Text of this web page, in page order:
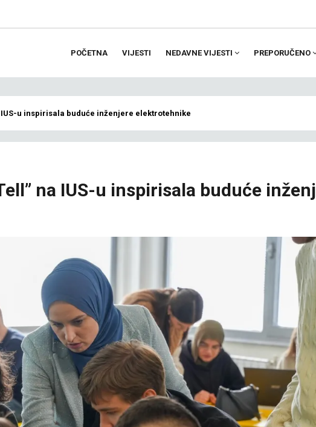
POČETNA VIJESTI NEDAVNE VIJESTI PREPORUČENO
IUS-u inspirisala buduće inženjere elektrotehnike
na IUS-u inspirisala buduće